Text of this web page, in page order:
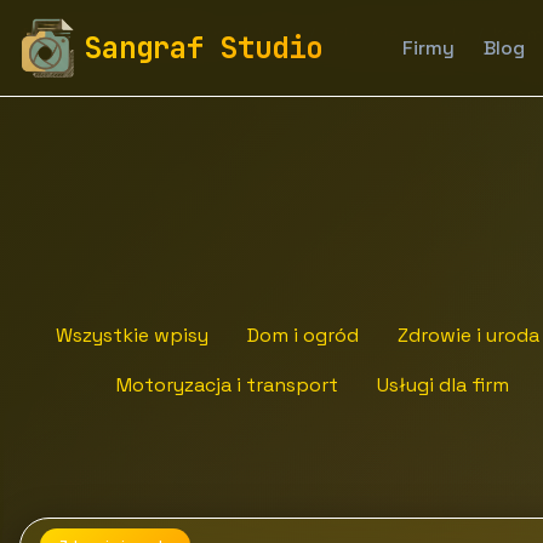
Sangraf Studio Firmy Blog
fototapety-sangraf.pl Blog
Wszystkie wpisy Dom i ogród
Zdrowie i uroda
Motoryzacja i transport
Usługi dla firm